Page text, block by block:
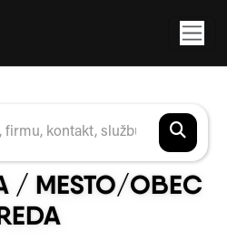
/ MESTO/OBEC